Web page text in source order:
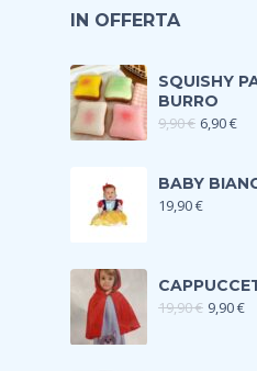
IN OFFERTA
SQUISHY
BURRO
9,90€ 6,90€
BABY
19,90€
19,90€ 9,90€